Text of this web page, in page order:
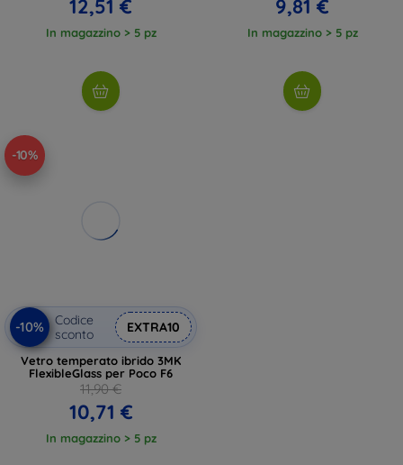
12,51 €
In magazzino > 5 pz
9,81 €
In magazzino > 5 pz
-10%
-10%
Codice
sconto
EXTRA10
Vetro temperato ibrido 3MK
FlexibleGlass per Poco F6
11,90 €
10,71 €
In magazzino > 5 pz